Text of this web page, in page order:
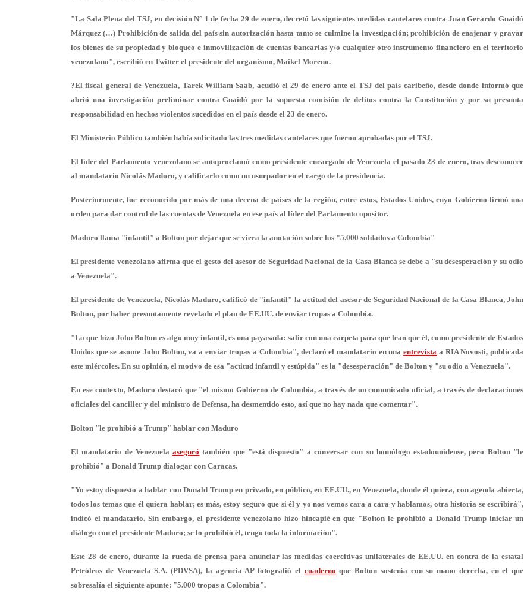
"La Sala Plena del TSJ, en decisión N° 1 de fecha 29 de enero, decretó las siguientes medidas cautelares contra Juan Gerardo Guaidó
Márquez (…) Prohibición de salida del país sin autorización hasta tanto se culmine la investigación; prohibición de enajenar y gravar
los bienes de su propiedad y bloqueo e inmovilización de cuentas bancarias y/o cualquier otro instrumento financiero en el territorio
venezolano", escribió en Twitter el presidente del organismo, Maikel Moreno.
?El fiscal general de Venezuela, Tarek William Saab, acudió el 29 de enero ante el TSJ del país caribeño, desde donde informó que
abrió una investigación preliminar contra Guaidó por la supuesta comisión de delitos contra la Constitución y por su presunta
responsabilidad en hechos violentos sucedidos en el país desde el 23 de enero.
El Ministerio Público también había solicitado las tres medidas cautelares que fueron aprobadas por el TSJ.
El líder del Parlamento venezolano se autoproclamó como presidente encargado de Venezuela el pasado 23 de enero, tras desconocer
al mandatario Nicolás Maduro, y calificarlo como un usurpador en el cargo de la presidencia.
Posteriormente, fue reconocido por más de una decena de países de la región, entre estos, Estados Unidos, cuyo Gobierno firmó una
orden para dar control de las cuentas de Venezuela en ese país al líder del Parlamento opositor.
Maduro llama "infantil" a Bolton por dejar que se viera la anotación sobre los "5.000 soldados a Colombia"
El presidente venezolano afirma que el gesto del asesor de Seguridad Nacional de la Casa Blanca se debe a "su desesperación y su odio
a Venezuela".
El presidente de Venezuela, Nicolás Maduro, calificó de "infantil" la actitud del asesor de Seguridad Nacional de la Casa Blanca, John
Bolton, por haber presuntamente revelado el plan de EE.UU. de enviar tropas a Colombia.
"Lo que hizo John Bolton es algomuy infantil, es una payasada: salir con una carpeta para que lean que él, como presidente de Estados
Unidos que se asume John Bolton, va a enviar tropas a Colombia", declaró el mandatario en unaentrevista a RIA Novosti, publicada
este miércoles. En su opinión, el motivo de esa "actitud infantil y estúpida" es la "desesperación" de Bolton y "su odio a Venezuela".
En ese contexto, Maduro destacó que "el mismo Gobierno de Colombia, a través de un comunicado oficial, a través de declaraciones
oficiales del canciller y del ministro de Defensa, ha desmentido esto, así que no hay nada que comentar".
Bolton "le prohibió a Trump" hablar con Maduro
El mandatario de Venezuelaaseguró también que "está dispuesto" a conversar con su homólogo estadounidense, pero Bolton "le
prohibió" a Donald Trump dialogar con Caracas.
"Yo estoy dispuesto a hablar con Donald Trumpen privado, en público, en EE.UU., en Venezuela, donde él quiera, con agenda abierta,
todos los temas que él quiera hablar; es más, estoy seguro que si él y yo nos vemos cara a cara y hablamos, otra historia se escribirá",
indicó el mandatario. Sin embargo, el presidente venezolano hizo hincapié en que "Bolton le prohibió a Donald Trump iniciar un
diálogo con el presidente Maduro; se lo prohibió él, tengo toda la información".
Este 28 de enero, durante la rueda de prensa para anunciar las medidas coercitivas unilaterales de EE.UU. en contra de la estatal
Petróleos de Venezuela S.A. (PDVSA), la agencia AP fotografió el cuaderno que Bolton sostenía con su mano derecha, en el que
sobresalía el siguiente apunte: "5.000 tropas a Colombia".